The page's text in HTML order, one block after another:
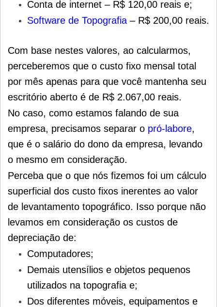
Conta de internet – R$ 120,00 reais e;
Software de Topografia – R$ 200,00 reais.
Com base nestes valores, ao calcularmos,
perceberemos que o custo fixo mensal total
por mês apenas para que você mantenha seu
escritório aberto é de R$ 2.067,00 reais.
No caso, como estamos falando de sua
empresa, precisamos separar o pró-labore,
que é o salário do dono da empresa, levando
o mesmo em consideração.
Perceba que o que nós fizemos foi um cálculo
superficial dos custo fixos inerentes ao valor
de levantamento topográfico. Isso porque não
levamos em consideração os custos de
depreciação de:
Computadores;
Demais utensílios e objetos pequenos
utilizados na topografia e;
Dos diferentes móveis, equipamentos e